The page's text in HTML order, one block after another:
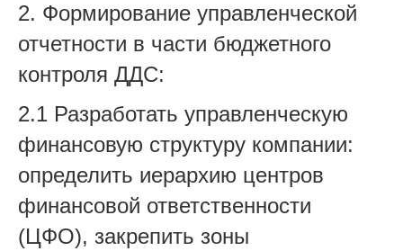
2. Формирование управленческой
отчетности в части бюджетного
контроля ДДС:
2.1 Разработать управленческую
финансовую структуру компании:
определить иерархию центров
финансовой ответственности
(ЦФО), закрепить зоны